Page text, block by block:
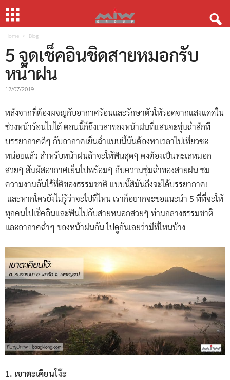
Home Blog
5 จุดเช็คอินชิดสายหมอกรับ
หน้าฝน
12/07/2019
หลังจากที่ต้องผจญกับอากาศร้อนและรักษาตัวให้รอดจากแสงแดดใน
ช่วงหน้าร้อนไปได้ ตอนนี้ก็ถึงเวลาของหน้าฝนที่แสนจะชุ่มฉ่ำสักที
บรรยากาศดีๆ กับอากาศเย็นฉ่ำแบบนี้มันต้องหาเวลาไปเที่ยวซะ
หน่อยแล้ว สำหรับหน้าฝนถ้าจะให้ฟินสุดๆ คงต้องเป็นทะเลหมอก
สวยๆ สัมผัสอากาศเย็นไปพร้อมๆ กับความชุ่มฉ่ำของสายฝน ชม
ความงามอันไร้ที่ติของธรรมชาติ แบบนี้สิมันถึงจะได้บรรยากาศ!
และหากใครยังไม่รู้ว่าจะไปที่ไหน เราก็อยากจะขอแนะนำ 5 ที่ที่จะให้
ทุกคนไปเช็คอินและฟินไปกับสายหมอกสวยๆ ท่ามกลางธรรมชาติ
และอากาศฉ่ำๆ ของหน้าฝนกัน ไปดูกันเลยว่ามีที่ไหนบ้าง
1. เขาตะเคียนโง๊ะ